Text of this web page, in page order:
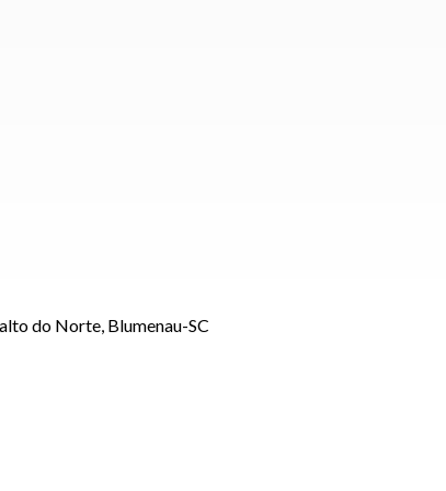
do Norte, Blumenau-SC